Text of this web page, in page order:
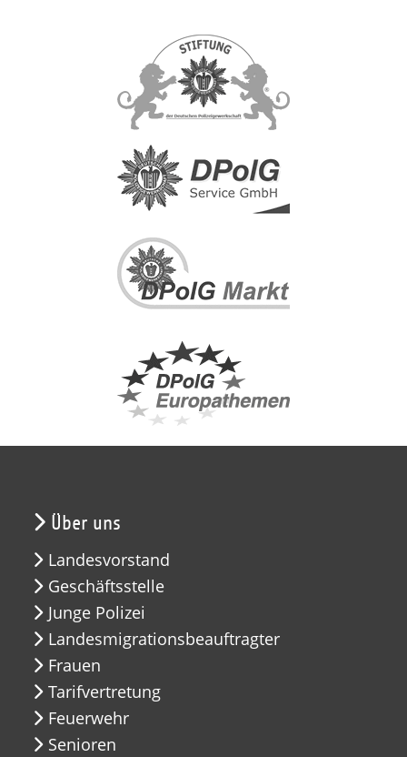
Über uns
Landesvorstand
Geschäftsstelle
Junge Polizei
Landesmigrationsbeauftragter
Frauen
Tarifvertretung
Feuerwehr
Senioren